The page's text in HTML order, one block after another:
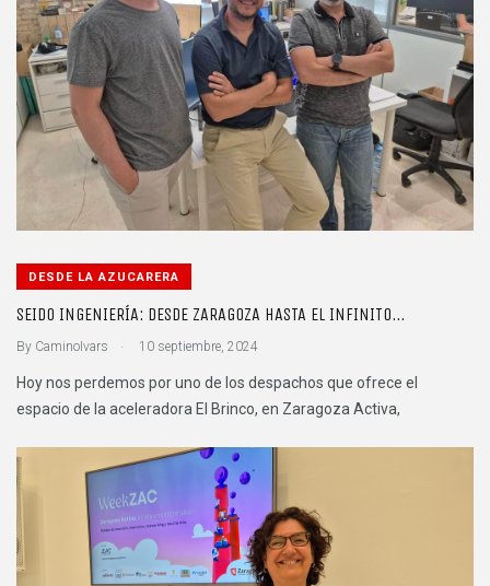
DESDE LA AZUCARERA
SEIDO INGENIERÍA: DESDE ZARAGOZA HASTA EL INFINITO…
By CaminoIvars . 10 septiembre, 2024
Hoy nos perdemos por uno de los despachos que ofrece el
espacio de la aceleradora El Brinco, en Zaragoza Activa,